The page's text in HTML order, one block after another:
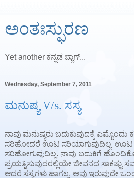
ಅಂತಃಸ್ಫುರಣ
Yet another ಕನ್ನಡ ಬ್ಲಾಗ್...
Wednesday, September 7, 2011
ಮನುಷ್ಯ V/s. ಸಸ್ಯ
ನಾವು ಮನುಷ್ಯರು ಬದುಕುವುದಕ್ಕೆ ಎಷ್ಟೊಂದು
ಸರಿಹೋದರೆ ಊಟ ಸರಿಯಾಗುವುದಿಲ್ಲ,
ಸರಿಹೋಗುವುದಿಲ್ಲ. ನಾವು ಬದುಕಿಗೆ
ಪ್ರಯತ್ನಿಸುವುದರಲ್ಲಿಯೇ ಜೀವನದ ಸಾಕಷ್ಟು
ಆದರೆ ಸಸ್ಯಗಳು ಹಾಗಲ್ಲ. ಅವು ಇರುವುದೇ